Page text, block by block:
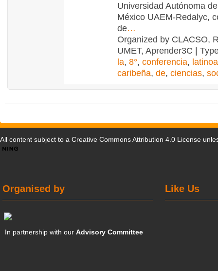
Universidad Autónoma
México UAEM-Redalyc,
de…
Organized by CLACSO,
UMET, Aprender3C |
la, 8°, conferencia,
caribeña, de, ciencias,
All content subject to a Creative Commons Attribution 4.0 License
Like Us
Organised by
In partnership with ourAdvisory Committee